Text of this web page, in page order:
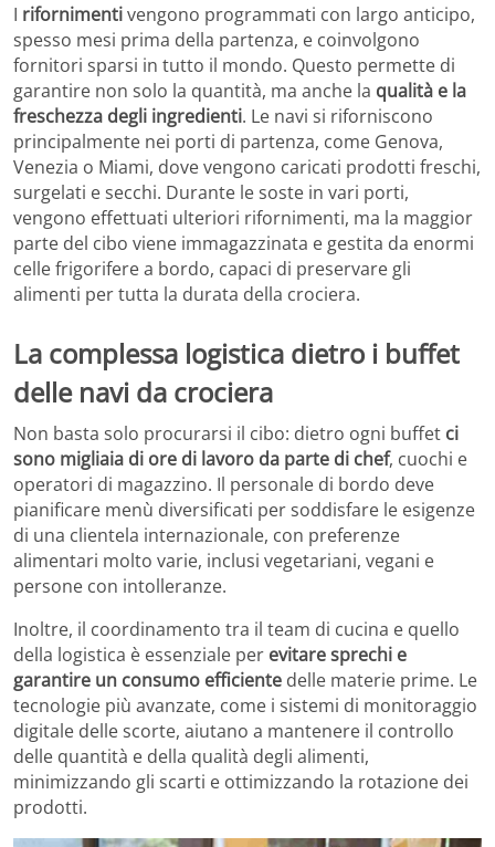
I rifornimentivengono programmati con largo anticipo,
spesso mesi prima della partenza, e coinvolgono
fornitori sparsi in tutto il mondo. Questo permette di
garantire non solo la quantità, ma anche la qualità e la
freschezza degli ingredienti. Le navi si riforniscono
principalmente nei porti di partenza, come Genova,
Venezia o Miami, dove vengono caricati prodotti freschi,
surgelati e secchi. Durante le soste in vari porti,
vengono effettuati ulteriori rifornimenti, ma la maggior
parte del cibo viene immagazzinata e gestita da enormi
celle frigorifere a bordo, capaci di preservare gli
alimenti per tutta la durata della crociera.
La complessa logistica dietro i buffet
delle navi da crociera
Non basta solo procurarsi il cibo: dietro ogni buffet ci
sono migliaia di ore di lavoro da parte di chef, cuochi e
operatori di magazzino. Il personale di bordo deve
pianificare menù diversificati per soddisfare le esigenze
di una clientela internazionale, con preferenze
alimentari molto varie, inclusi vegetariani, vegani e
persone con intolleranze.
Inoltre, il coordinamento tra il team di cucina e quello
della logistica è essenziale per evitare sprechi e
garantire un consumo efficiente delle materie prime. Le
tecnologie più avanzate, come i sistemi di monitoraggio
digitale delle scorte, aiutano a mantenere il controllo
delle quantità e della qualità degli alimenti,
minimizzando gli scarti e ottimizzando la rotazione dei
prodotti.